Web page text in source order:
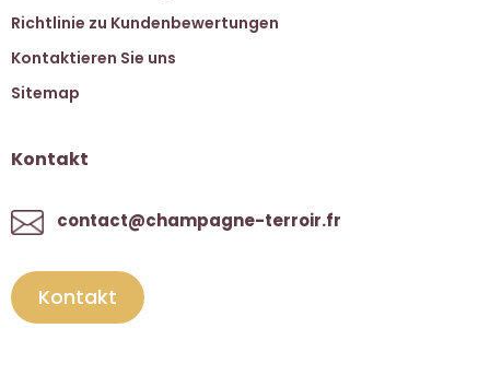
Richtlinie zu Kundenbewertungen
Kontaktieren Sie uns
Sitemap
Kontakt
contact@champagne-terroir.fr
Kontakt